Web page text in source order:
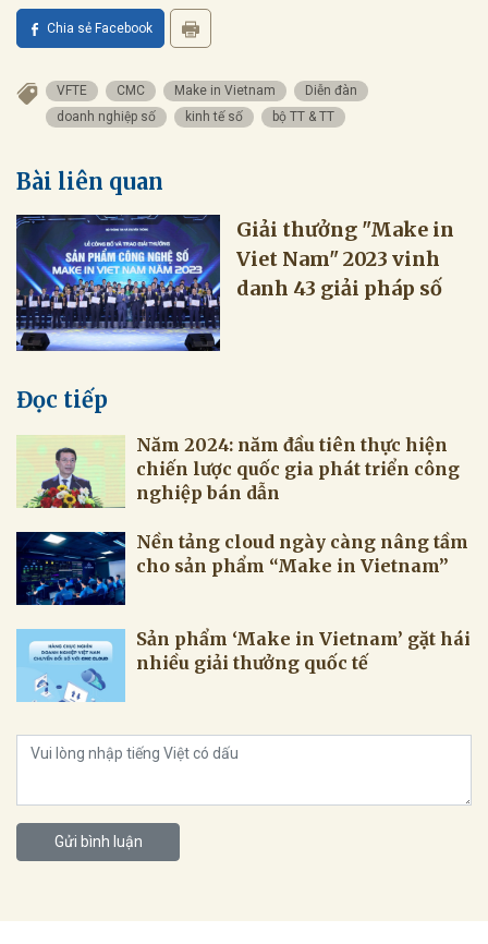
Chia sẻ Facebook
VFTE CMC Make in Vietnam
Diễn đàn
doanh nghiệp số
kinh tế số bộ TT & TT
Bài liên quan
Giải thưởng "Make in
Viet Nam" 2023 vinh
danh 43 giải pháp số
Đọc tiếp
Năm 2024: năm đầu tiên thực hiện
chiến lược quốc gia phát triển công
nghiệp bán dẫn
Nền tảng cloud ngày càng nâng tầm
cho sản phẩm “Make in Vietnam”
Sản phẩm ‘Make in Vietnam’ gặt hái
nhiều giải thưởng quốc tế
Gửi bình luận